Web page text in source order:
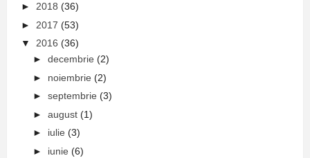
► 2018 (36)
► 2017 (53)
▼
2016 (36)
► decembrie (2)
► noiembrie (2)
► septembrie (3)
► august (1)
► iulie (3)
► iunie (6)